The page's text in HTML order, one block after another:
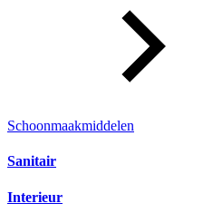
Schoonmaakmiddelen
Sanitair
Interieur